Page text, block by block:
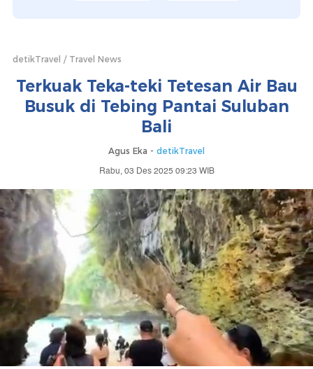
detikTravel Travel News
Terkuak Teka-teki Tetesan Air Bau
Busuk di Tebing Pantai Suluban
Bali
Agus Eka - detikTravel
Rabu, 03 Des 2025 09:23 WIB